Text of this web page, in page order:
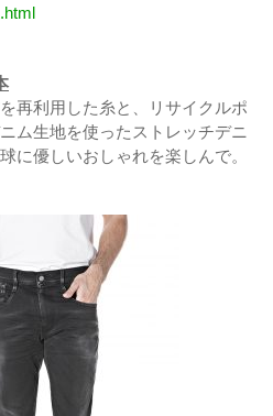
再利用した糸と、リサイクルポ
ム生地を使ったストレッチデニ
に優しいおしゃれを楽しんで。